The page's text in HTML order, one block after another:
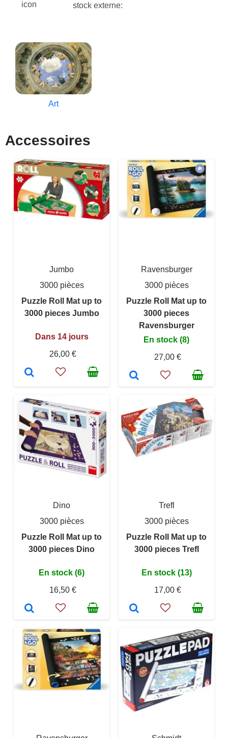
stock externe:
Art
Accessoires
Jumbo
3000 pièces
Puzzle Roll Mat up to
3000 pieces Jumbo
Dans 14 jours
26,00 €
Ravensburger
3000 pièces
Puzzle Roll Mat up to
3000 pieces
Ravensburger
En stock (8)
27,00 €
Dino
3000 pièces
Puzzle Roll Mat up to
3000 pieces Dino
En stock (6)
16,50 €
Trefl
3000 pièces
Puzzle Roll Mat up to
3000 pieces Trefl
En stock (13)
17,00 €